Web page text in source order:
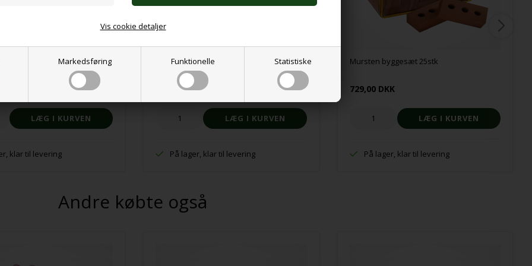
Markedsføring Funktionelle Statistiske
Vis cookie detaljer
til skød og gulv
klar til levering
Sanse hule indendørs
1.443,00 DKK
På lager, klar til levering
Mursten byggesæt 25stk
729,00 DKK
På lager, klar til levering
Andre købte også